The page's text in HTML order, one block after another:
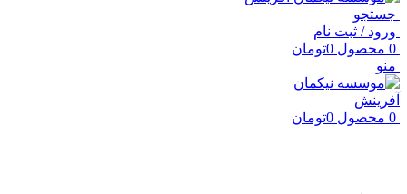
جستجو
ورود / ثبت نام
0 محصول 0تومان
منو
0 محصول 0تومان